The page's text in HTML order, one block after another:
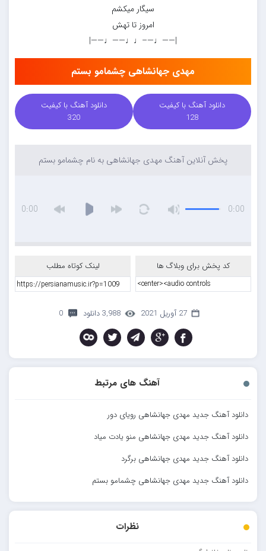
سیگار میکشم
امروز تا تهش
|——♩—–♩♩——♩——|
مهدی جهانشاهی چشمامو بستم
دانلود آهنگ با کیفیت
128
دانلود آهنگ با کیفیت
320
پخش آنلاین آهنگ مهدی جهانشاهی به نام چشمامو بستم
0:00
0:00
کد پخش برای وبلاگ ها لینک کوتاه مطلب
27 آوریل 2021 3,988 دانلود 0
آهنگ های مرتبط
دانلود آهنگ جدید مهدی جهانشاهی رویای دور
دانلود آهنگ جدید مهدی جهانشاهی منو یادت میاد
دانلود آهنگ جدید مهدی جهانشاهی برگرد
دانلود آهنگ جدید مهدی جهانشاهی چشمامو بستم
نظرات